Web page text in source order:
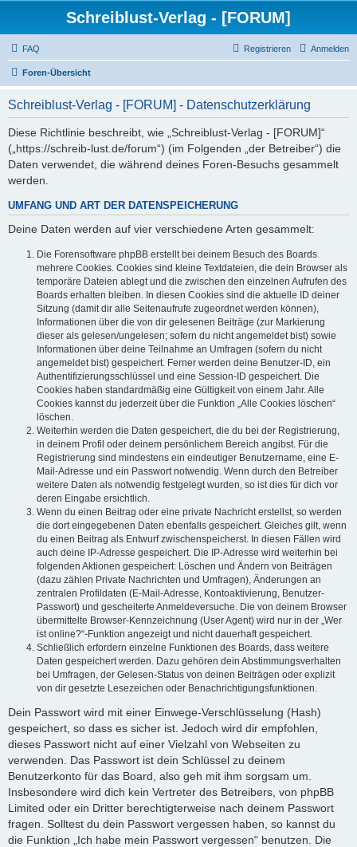
Schreiblust-Verlag - [FORUM]
FAQ Anmelden
Registrieren
Foren-Übersicht
Schreiblust-Verlag - [FORUM] - Datenschutzerklärung
Diese Richtlinie beschreibt, wie „Schreiblust-Verlag - [FORUM]“
(„https://schreib-lust.de/forum“) (im Folgenden „der Betreiber“) die
Daten verwendet, die während deines Foren-Besuchs gesammelt
werden.
UMFANG UND ART DER DATENSPEICHERUNG
Deine Daten werden auf vier verschiedene Arten gesammelt:
Die Forensoftware phpBB erstellt bei deinem Besuch des Boards
mehrere Cookies. Cookies sind kleine Textdateien, die dein Browser als
temporäre Dateien ablegt und die zwischen den einzelnen Aufrufen des
Boards erhalten bleiben. In diesen Cookies sind die aktuelle ID deiner
Sitzung (damit dir alle Seitenaufrufe zugeordnet werden können),
Informationen über die von dir gelesenen Beiträge (zur Markierung
dieser als gelesen/ungelesen; sofern du nicht angemeldet bist) sowie
Informationen über deine Teilnahme an Umfragen (sofern du nicht
angemeldet bist) gespeichert. Ferner werden deine Benutzer-ID, ein
Authentifizierungsschlüssel und eine Session-ID gespeichert. Die
Cookies haben standardmäßig eine Gültigkeit von einem Jahr. Alle
Cookies kannst du jederzeit über die Funktion „Alle Cookies löschen“
löschen.
Weiterhin werden die Daten gespeichert, die du bei der Registrierung,
in deinem Profil oder deinem persönlichem Bereich angibst. Für die
Registrierung sind mindestens ein eindeutiger Benutzername, eine E-
Mail-Adresse und ein Passwort notwendig. Wenn durch den Betreiber
weitere Daten als notwendig festgelegt wurden, so ist dies für dich vor
deren Eingabe ersichtlich.
Wenn du einen Beitrag oder eine private Nachricht erstellst, so werden
die dort eingegebenen Daten ebenfalls gespeichert. Gleiches gilt, wenn
du einen Beitrag als Entwurf zwischenspeicherst. In diesen Fällen wird
auch deine IP-Adresse gespeichert. Die IP-Adresse wird weiterhin bei
folgenden Aktionen gespeichert: Löschen und Ändern von Beiträgen
(dazu zählen Private Nachrichten und Umfragen), Änderungen an
zentralen Profildaten (E-Mail-Adresse, Kontoaktivierung, Benutzer-
Passwort) und gescheiterte Anmeldeversuche. Die von deinem Browser
übermittelte Browser-Kennzeichnung (User Agent) wird nur in der „Wer
ist online?“-Funktion angezeigt und nicht dauerhaft gespeichert.
Schließlich erfordern einzelne Funktionen des Boards, dass weitere
Daten gespeichert werden. Dazu gehören dein Abstimmungsverhalten
bei Umfragen, der Gelesen-Status von deinen Beiträgen oder explizit
von dir gesetzte Lesezeichen oder Benachrichtigungsfunktionen.
Dein Passwort wird mit einer Einwege-Verschlüsselung (Hash)
gespeichert, so dass es sicher ist. Jedoch wird dir empfohlen,
dieses Passwort nicht auf einer Vielzahl von Webseiten zu
verwenden. Das Passwort ist dein Schlüssel zu deinem
Benutzerkonto für das Board, also geh mit ihm sorgsam um.
Insbesondere wird dich kein Vertreter des Betreibers, von phpBB
Limited oder ein Dritter berechtigterweise nach deinem Passwort
fragen. Solltest du dein Passwort vergessen haben, so kannst du
die Funktion „Ich habe mein Passwort vergessen“ benutzen. Die